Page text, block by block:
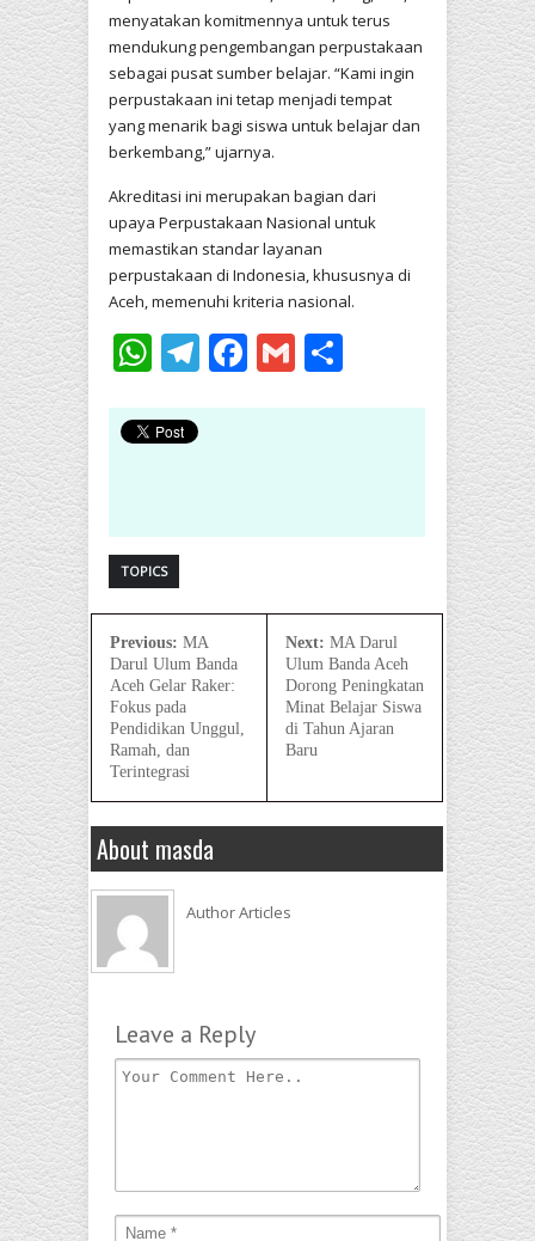
menyatakan komitmennya untuk terus
mendukung pengembangan perpustakaan
sebagai pusat sumber belajar. “Kami ingin
perpustakaan ini tetap menjadi tempat
yang menarik bagi siswa untuk belajar dan
berkembang,” ujarnya.
Akreditasi ini merupakan bagian dari
upaya Perpustakaan Nasional untuk
memastikan standar layanan
perpustakaan di Indonesia, khususnya di
Aceh, memenuhi kriteria nasional.
WhatsApp
Telegram
Facebook
Gmail
TOPICS
Previous: MA
Darul Ulum Banda
Aceh Gelar Raker:
Fokus pada
Pendidikan Unggul,
Ramah, dan
Terintegrasi
Next: MA Darul
Ulum Banda Aceh
Dorong Peningkatan
Minat Belajar Siswa
di Tahun Ajaran
Baru
About masda
Author Articles
Leave a Reply